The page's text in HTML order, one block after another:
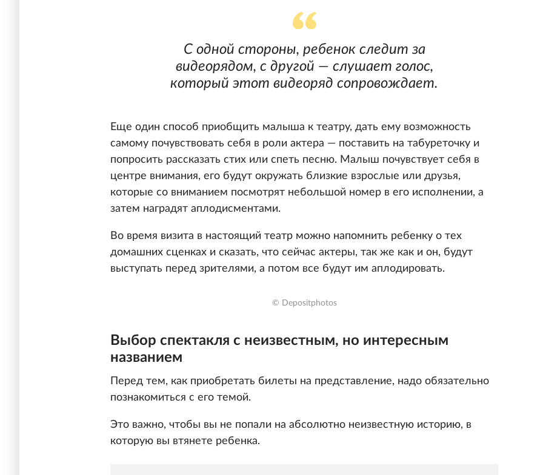
С одной стороны, ребенок следит за
видеорядом, с другой — слушает голос,
который этот видеоряд сопровождает.
Еще один способ приобщить малыша к театру, дать ему возможность
самому почувствовать себя в роли актера — поставить на табуреточку и
попросить рассказать стих или спеть песню. Малыш почувствует себя в
центре внимания, его будут окружать близкие взрослые или друзья,
которые со вниманием посмотрят небольшой номер в его исполнении, а
затем наградят аплодисментами.
Во время визита в настоящий театр можно напомнить ребенку о тех
домашних сценках и сказать, что сейчас актеры, так же как и он, будут
выступать перед зрителями, а потом все будут им аплодировать.
© Depositphotos
Выбор спектакля с неизвестным, но интересным
названием
Перед тем, как приобретать билеты на представление, надо обязательно
познакомиться с его темой.
Это важно, чтобы вы не попали на абсолютно неизвестную историю, в
которую вы втянете ребенка.